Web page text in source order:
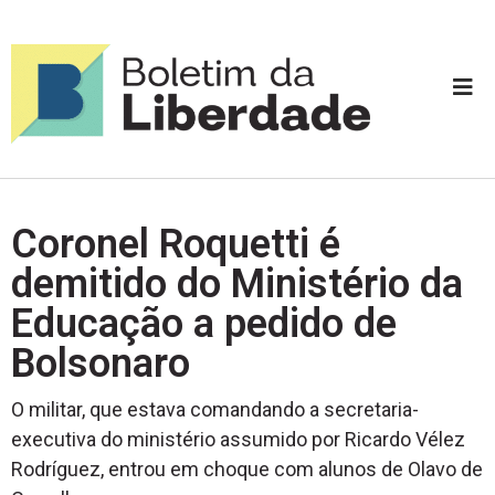
Coronel Roquetti é
demitido do Ministério da
Educação a pedido de
Bolsonaro
O militar, que estava comandando a secretaria-
executiva do ministério assumido por Ricardo Vélez
Rodríguez, entrou em choque com alunos de Olavo de